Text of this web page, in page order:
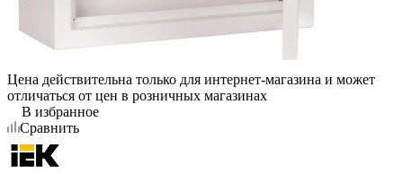
Цена действительна только для интернет-магазина и может
отличаться от цен в розничных магазинах
В избранное
Сравнить